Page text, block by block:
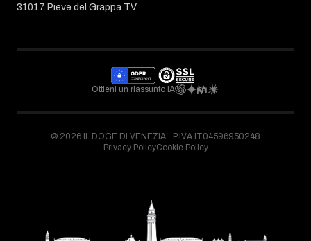
31017 Pieve del Grappa TV
Ottieni un riassunto IA
© 2026 IL DOGE DI VENEZIA · P.IVA IT04596950248
Privacy PolicyCookie Policy